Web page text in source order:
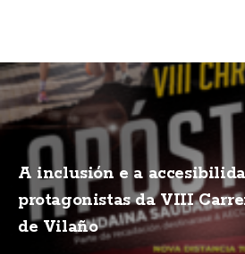
A inclusión e a
protagonistas da VIII
de Vilaño